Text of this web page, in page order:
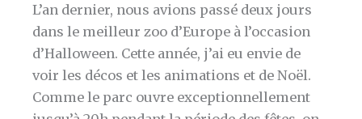
L’an dernier, nous avions passé deux jours
dans le meilleur zoo d’Europe à l’occasion
d’Halloween. Cette année, j’ai eu envie de
voir les décos et les animations et de Noël.
Comme le parc ouvre exceptionnellement